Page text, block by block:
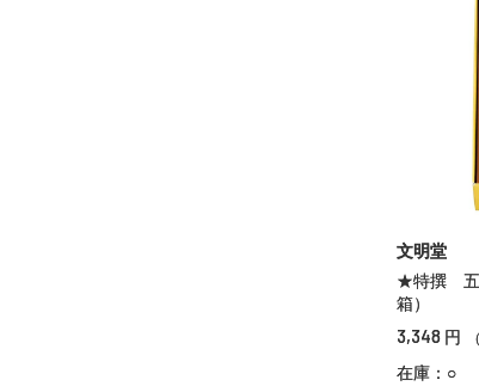
文明堂
★特撰 五
箱）
3,348 円
在庫：○